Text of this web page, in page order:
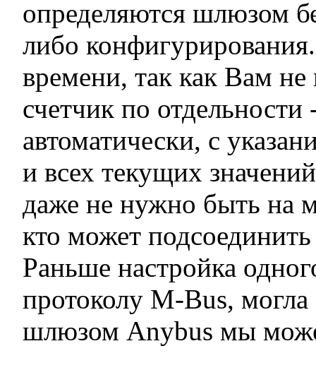
определяются шлюзом
либо
времени, так как Вам не
счетчик по
автоматически, с
и всех текущих
даже не нужно быть на
кто может
Раньше настройка
протоколу M-Bus, могла
шлюзом Anybus мы